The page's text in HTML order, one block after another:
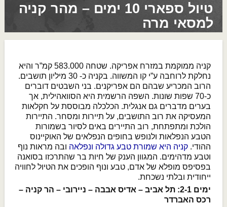
טיול ספארי 10 ימים – מהר קניה
למסאי מרה
קניה ממוקמת במזרח אפריקה. שטחה 583.000 קמ”ר והיא
נחלקת לרוחבה ע”י קו המשווה. בקניה כ- 30 מיליון תושבים.
הרוב המכריע שבהם הם אפריקנים. בני השבטים דוברים
כ-70 שפות שונות. השפה הרשמית היא הסוואהילית, אך
בערים מדברים גם אנגלית. הכלכלה מבוססת על חקלאות
המעסיקה את רוב התושבים, על תיירות ומסחר. התיירות
הולכת ומתפתחת, רוב התיירים באים לסיור בשמורות
הטבע הנפלאות ולנופש בחופים הנפלאים של האוקיינוס
ההודי. קניה היא שמורת טבע גדולה ונפלאה ובה מראות נוף
וטבע מדהימים. המגוון הענק של חיות בר שהתרכזו בסואנה
בפסיפס מופלא של אדם, טבע ונוף הופכים את הטיול לחוויה
ייחודית ובלתי נשכחת.
ימים 2-1: תל אביב – אדיס אבבה – ניירובי – הר קניה –
רכס האברדר